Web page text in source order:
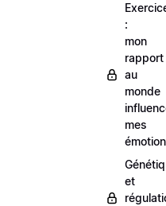
:
mon
rapport
au
monde
mes
et